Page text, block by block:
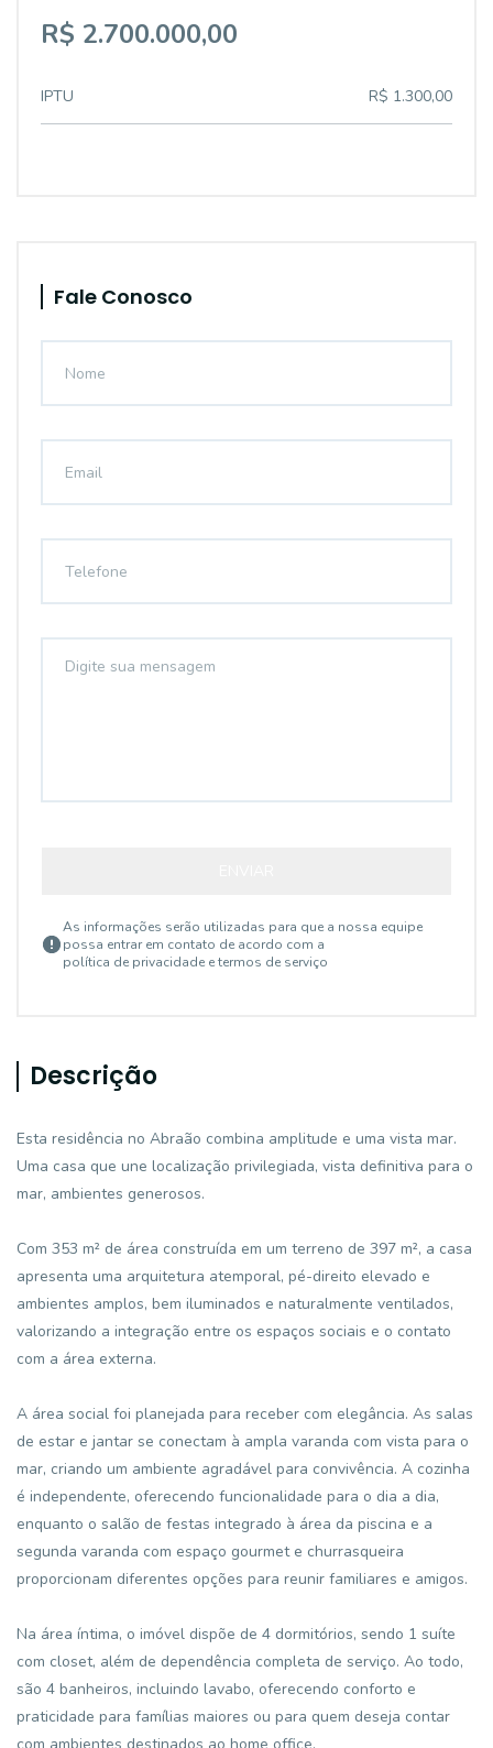
R$ 2.700.000,00
IPTU R$ 1.300,00
Fale Conosco
As informações serão utilizadas para que a nossa equipe
possa entrar em contato de acordo com a
política de privacidade e termos de serviço
Descrição
Esta residência no Abraão combina amplitude e uma vista mar.
Uma casa que une localização privilegiada, vista definitiva para o
mar, ambientes generosos.
Com 353 m² de área construída em um terreno de 397 m², a casa
apresenta uma arquitetura atemporal, pé-direito elevado e
ambientes amplos, bem iluminados e naturalmente ventilados,
valorizando a integração entre os espaços sociais e o contato
com a área externa.
A área social foi planejada para receber com elegância. As salas
de estar e jantar se conectam à ampla varanda com vista para o
mar, criando um ambiente agradável para convivência. A cozinha
é independente, oferecendo funcionalidade para o dia a dia,
enquanto o salão de festas integrado à área da piscina e a
segunda varanda com espaço gourmet e churrasqueira
proporcionam diferentes opções para reunir familiares e amigos.
Na área íntima, o imóvel dispõe de 4 dormitórios, sendo 1 suíte
com closet, além de dependência completa de serviço. Ao todo,
são 4 banheiros, incluindo lavabo, oferecendo conforto e
praticidade para famílias maiores ou para quem deseja contar